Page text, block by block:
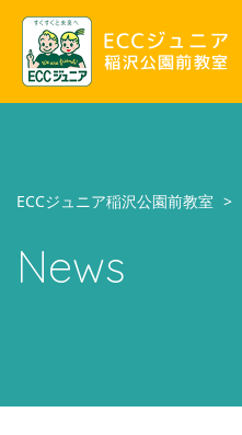
ECCジュニア稲沢公園前教室 >
News